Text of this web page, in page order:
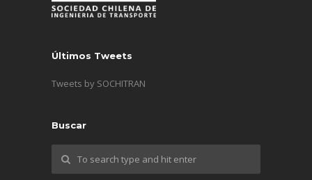
Últimos Tweets
Tweets by SOCHITRAN
Buscar